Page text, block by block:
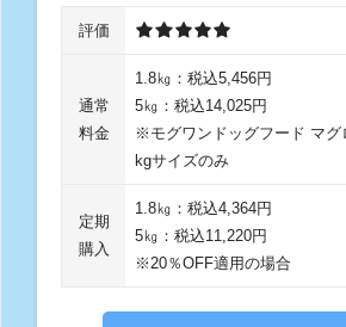
評価
通常
料金
1.8㎏：税込5,456円
5㎏：税込14,025円
※モグワンドッグフード マグ
kgサイズのみ
定期
購入
1.8㎏：税込4,364円
5㎏：税込11,220円
※20％OFF適用の場合